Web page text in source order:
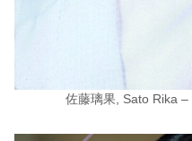
佐藤璃果, Sato Rika –